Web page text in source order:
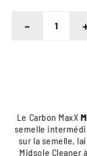
-
Le Carbon MaxX
semelle
sur la semelle,
Midsole Cleaner